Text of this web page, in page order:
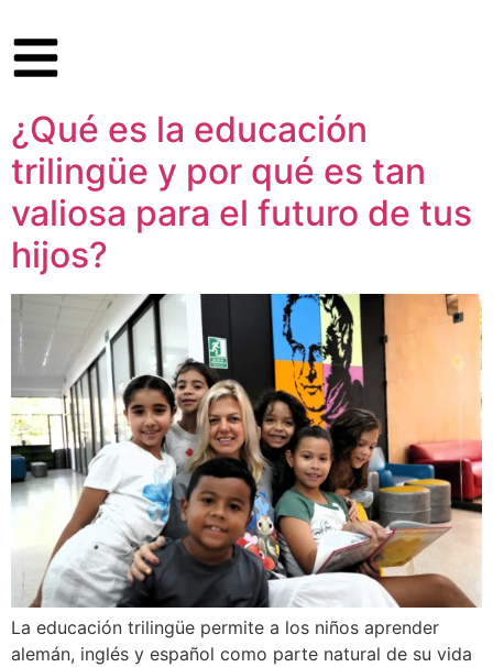
¿Qué es la educación
trilingüe y por qué es tan
valiosa para el futuro de tus
hijos?​
La educación trilingüe permite a los niños aprender
alemán, inglés y español como parte natural de su vida